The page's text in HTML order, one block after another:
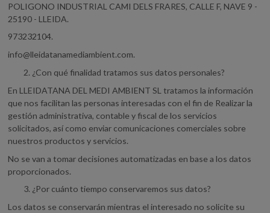
POLIGONO INDUSTRIAL CAMI DELS FRARES, CALLE F, NAVE 9 -
25190 - LLEIDA.
973232104.
info@lleidatanamediambient.com.
¿Con qué finalidad tratamos sus datos personales?
En LLEIDATANA DEL MEDI AMBIENT SL tratamos la información
que nos facilitan las personas interesadas con el fin de Realizar la
gestión administrativa, contable y fiscal de los servicios
solicitados, así como enviar comunicaciones comerciales sobre
nuestros productos y servicios.
No se van a tomar decisiones automatizadas en base a los datos
proporcionados.
¿Por cuánto tiempo conservaremos sus datos?
Los datos se conservarán mientras el interesado no solicite su